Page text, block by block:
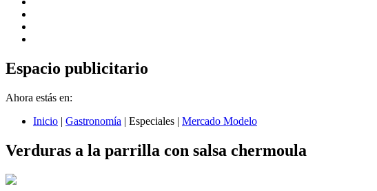
Espacio publicitario
Ahora estás en:
Inicio | Gastronomía | Especiales | Mercado Modelo
Verduras a la parrilla con salsa chermoula